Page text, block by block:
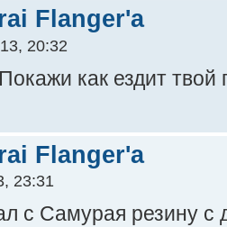
Flanger'a
20:32
как ездит твой
Flanger'a
23:31
с Самурая резину